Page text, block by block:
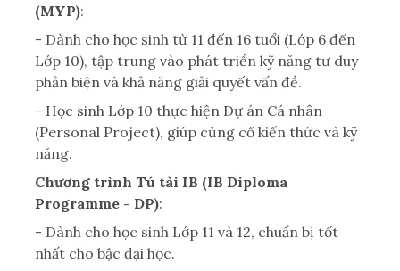
(MYP):
- Dành cho học sinh từ 11 đến 16 tuổi (Lớp 6 đến
Lớp 10), tập trung vào phát triển kỹ năng tư duy
phản biện và khả năng giải quyết vấn đề.
- Học sinh Lớp 10 thực hiện Dự án Cá nhân
(Personal Project), giúp củng cố kiến thức và kỹ
năng.
Chương trình Tú tài IB (IB Diploma
Programme - DP):
- Dành cho học sinh Lớp 11 và 12, chuẩn bị tốt
nhất cho bậc đại học.